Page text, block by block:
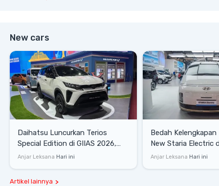
New cars
Daihatsu Luncurkan Terios
Special Edition di GIIAS 2026,
Stok Terbatas
Anjar Leksana Hari ini
Bedah Kelengkapan
New Staria Electric
yang Dikenalkan di
Anjar Leksana Hari ini
Artikel lainnya